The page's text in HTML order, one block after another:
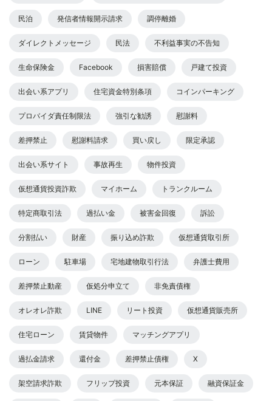
民泊 発信者情報開示請求 調停離婚
ダイレクトメッセージ 民法 不利益事実の不告知
生命保険金 Facebook 損害賠償 戸建て投資
出会い系アプリ 住宅資金特別条項 コインパーキング
プロバイダ責任制限法 強引な勧誘 慰謝料
差押禁止 慰謝料請求 買い戻し 限定承認
出会い系サイト 事故再生 物件投資
仮想通貨投資詐欺 マイホーム トランクルーム
特定商取引法 過払い金 被害金回復 訴訟
分割払い 財産 振り込め詐欺 仮想通貨取引所
ローン 駐車場 宅地建物取引行法 弁護士費用
差押禁止動産 仮処分申立て 非免責債権
オレオレ詐欺 LINE リート投資 仮想通貨販売所
住宅ローン 賃貸物件 マッチングアプリ
過払金請求 還付金 差押禁止債権 X
架空請求詐欺 フリップ投資 元本保証 融資保証金